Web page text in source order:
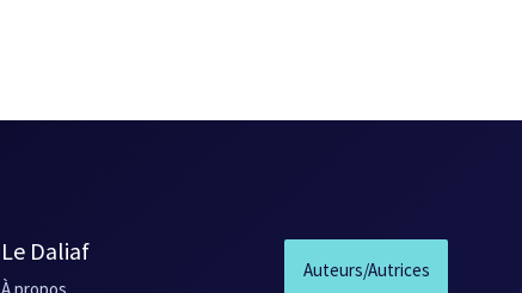
Le Daliaf
Auteurs/Autrices